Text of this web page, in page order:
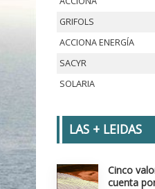
GRIFOLS
ACCIONA ENERGÍA
SACYR
SOLARIA
LAS + LEIDAS
Cinco
cuenta